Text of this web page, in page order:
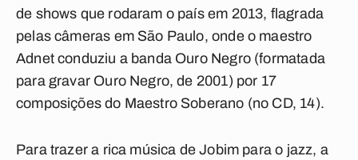
de shows que rodaram o país em 2013, flagrada
pelas câmeras em São Paulo, onde o maestro
Adnet conduziu a banda Ouro Negro (formatada
para gravar Ouro Negro, de 2001) por 17
composições do Maestro Soberano (no CD, 14).
Para trazer a rica música de Jobim para o jazz, a